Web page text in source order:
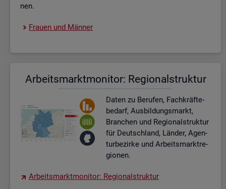
nen.
Frau­en und Män­ner
Ar­beits­markt­mo­ni­tor: Re­gio­nal­struk­tur
Daten zu Be­ru­fen, Fach­kräf­te­
be­darf, Aus­bil­dungs­markt,
Bran­chen und Re­gio­nal­struk­tur
für Deutsch­land, Län­der, Agen­
tur­be­zir­ke und Ar­beits­markt­re­
gio­nen.
Ar­beits­markt­mo­ni­tor: Re­gio­nal­struk­tur